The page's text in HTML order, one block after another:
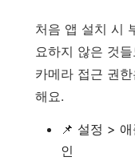
처음 앱 설치 시
요하지 않은 것
카메라 접근 권
해요.
📌 설정 >
인